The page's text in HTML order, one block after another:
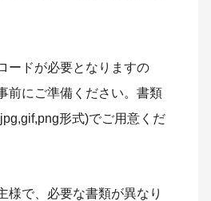
ードが必要となりますの
前にご準備ください。書類
形式)でご用意くだ
様で、必要な書類が異なり